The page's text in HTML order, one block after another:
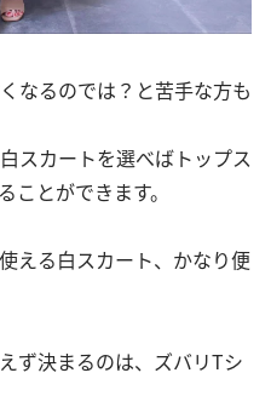
なるのでは？と苦手な方も
スカートを選べばトップス
ことができます。
える白スカート、かなり便
ず決まるのは、ズバリTシ